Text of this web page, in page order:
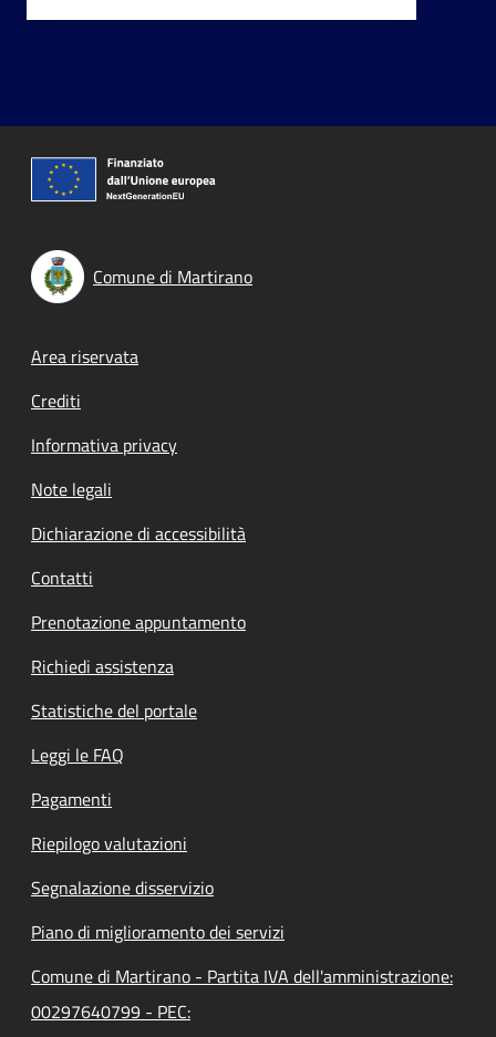
Comune di Martirano
Footer menu
Area riservata
Crediti
Informativa privacy
Note legali
Dichiarazione di accessibilità
Contatti
Prenotazione appuntamento
Richiedi assistenza
Statistiche del portale
Leggi le FAQ
Pagamenti
Riepilogo valutazioni
Segnalazione disservizio
Piano di miglioramento dei servizi
Comune di Martirano - Partita IVA dell'amministrazione:
00297640799 - PEC: